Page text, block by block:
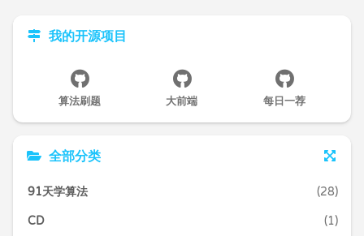
我的开源项目
算法刷题 大前端 每日一荐
全部分类
91天学算法 (28)
CD (1)